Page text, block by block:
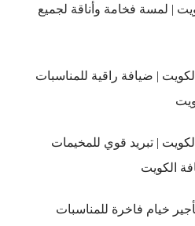
| لمسة فخامة وأناقة لجميع
| ضيافة راقية للمناسبات
| تبريد قوي للمخيمات
الكويت
خيام فاخرة للمناسبات